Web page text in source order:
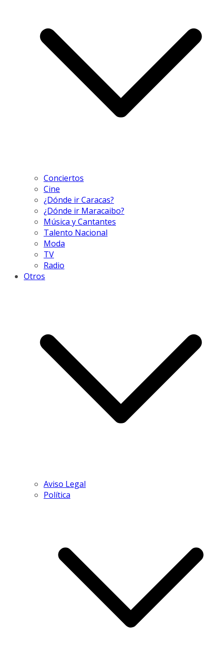
Conciertos
Cine
¿Dónde ir Caracas?
¿Dónde ir Maracaibo?
Música y Cantantes
Talento Nacional
Moda
TV
Radio
Otros
Aviso Legal
Política